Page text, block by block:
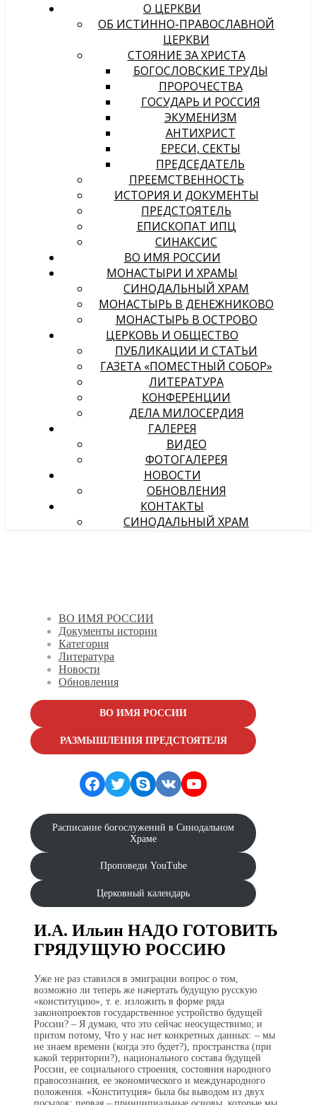
О ЦЕРКВИ
ОБ ИСТИННО-ПРАВОСЛАВНОЙ
ЦЕРКВИ
СТОЯНИЕ ЗА ХРИСТА
БОГОСЛОВСКИЕ ТРУДЫ
ПРОРОЧЕСТВА
ГОСУДАРЬ И РОССИЯ
ЭКУМЕНИЗМ
АНТИХРИСТ
ЕРЕСИ, СЕКТЫ
ПРЕДСЕДАТЕЛЬ
ПРЕЕМСТВЕННОСТЬ
ИСТОРИЯ И ДОКУМЕНТЫ
ПРЕДСТОЯТЕЛЬ
ЕПИСКОПАТ ИПЦ
СИНАКСИС
ВО ИМЯ РОССИИ
МОНАСТЫРИ И ХРАМЫ
СИНОДАЛЬНЫЙ ХРАМ
МОНАСТЫРЬ В ДЕНЕЖНИКОВО
МОНАСТЫРЬ В ОСТРОВО
ЦЕРКОВЬ И ОБЩЕСТВО
ПУБЛИКАЦИИ И СТАТЬИ
ГАЗЕТА «ПОМЕСТНЫЙ СОБОР»
ЛИТЕРАТУРА
КОНФЕРЕНЦИИ
ДЕЛА МИЛОСЕРДИЯ
ГАЛЕРЕЯ
ВИДЕО
ФОТОГАЛЕРЕЯ
НОВОСТИ
ОБНОВЛЕНИЯ
КОНТАКТЫ
СИНОДАЛЬНЫЙ ХРАМ
ВО ИМЯ РОССИИ
Документы истории
Категория
Литература
Новости
Обновления
ВО ИМЯ РОССИИ
РАЗМЫШЛЕНИЯ ПРЕДСТОЯТЕЛЯ
Facebook
Twitter
Skype
VKYouTube
Расписание богослужений в Синодальном
Храме
Проповеди YouTube
Церковный календарь
И.А. Ильин НАДО ГОТОВИТЬ
ГРЯДУЩУЮ РОССИЮ
Уже не раз ставился в эмиграции вопрос о том,
возможно ли теперь же начертать будущую русскую
«конституцию», т. е. изложить в форме ряда
законопроектов государственное устрой­ство будущей
России? – Я думаю, что это сейчас неосуществимо; и
притом потому, Что у нас нет конкретных данных: – мы
не знаем времени (когда это будет?), пространства (при
какой территории?), национального состава будущей
России, ее социального строения, состояния народного
правосознания, ее экономического и международного
положения. «Конституция» была бы выводом из двух